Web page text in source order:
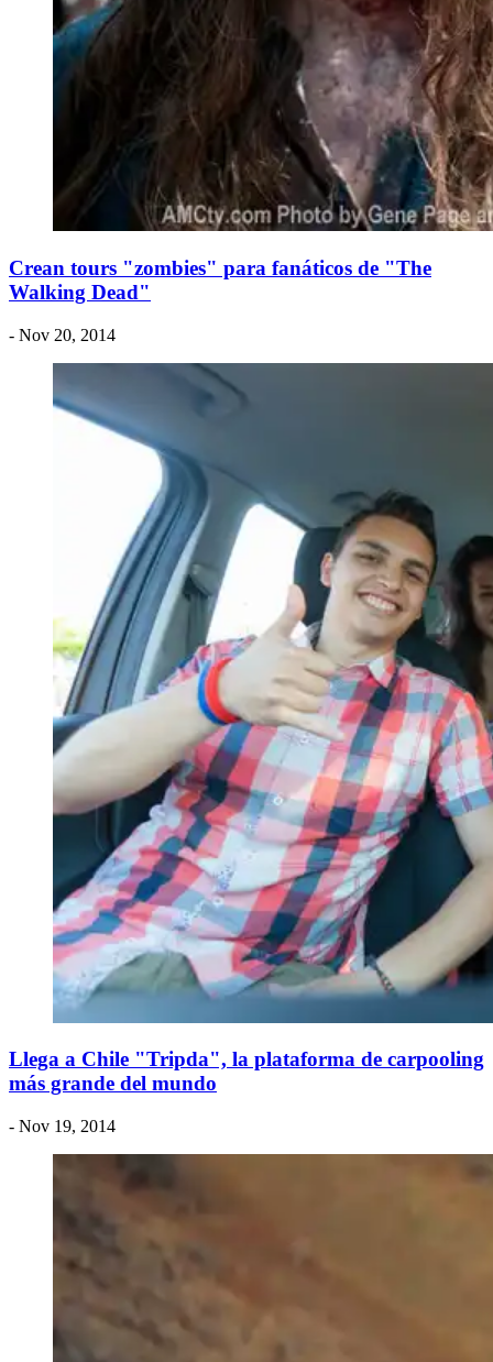
Crean tours "zombies" para fanáticos de "The
Walking Dead"
- Nov 20, 2014
Llega a Chile "Tripda", la plataforma de carpooling
más grande del mundo
- Nov 19, 2014